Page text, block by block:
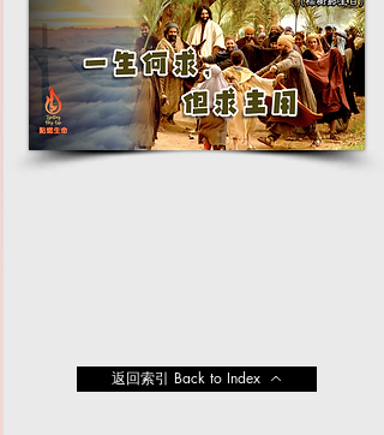
返回索引 Back to Index